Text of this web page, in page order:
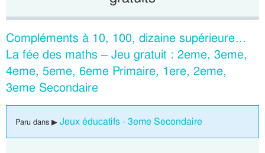
Compléments à 10, 100, dizaine supérieure…
La fée des maths – Jeu gratuit : 2eme, 3eme,
4eme, 5eme, 6eme Primaire, 1ere, 2eme,
3eme Secondaire
Paru dans ▶ Jeux éducatifs - 3eme Secondaire